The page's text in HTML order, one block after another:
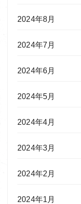
2024年8月
2024年7月
2024年6月
2024年5月
2024年4月
2024年3月
2024年2月
2024年1月